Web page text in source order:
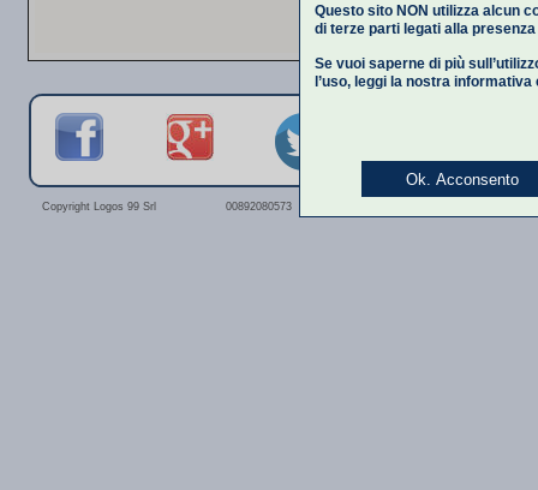
Copyright Logos 99 Srl 00892080573
Questo sito NON utilizza alcun
di terze parti legati alla
Se vuoi saperne di più
l’uso, leggi la nostra informativa
Ok. Acconsento